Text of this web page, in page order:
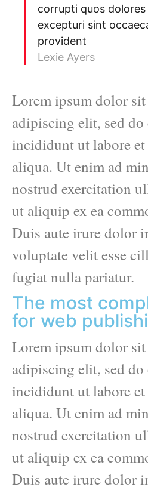
corrupti quos
excepturi sint
provident
Lexie Ayers
Lorem ipsum dolor sit
adipiscing elit, sed
incididunt ut labore
aliqua. Ut enim ad
nostrud exercitation
ut aliquip ex ea
Duis aute irure dolor
voluptate velit esse
fugiat nulla pariatur.
The most
for web
Lorem ipsum dolor sit
adipiscing elit, sed
incididunt ut labore
aliqua. Ut enim ad
nostrud exercitation
ut aliquip ex ea
Duis aute irure dolor